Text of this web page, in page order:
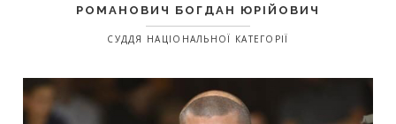
РОМАНОВИЧ БОГДАН ЮРІЙОВИЧ
СУДДЯ НАЦІОНАЛЬНОЇ КАТЕГОРІЇ